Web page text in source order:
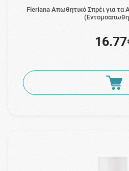
Fleriana Απωθητικό Σπρέι για τα